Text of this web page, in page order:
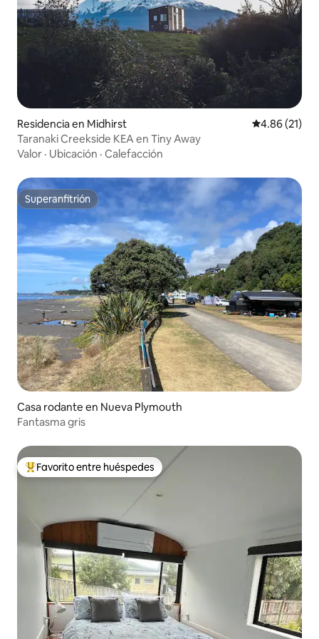
Residencia en Midhirst Calificación
4.86 (21)
Taranaki Creekside KEA en Tiny Away
Valor · Ubicación · Calefacción
Superanfitrión
Superanfitrión
Casa rodante en Nueva Plymouth
Fantasma gris
De los mejores en Favorito entre huéspedes
Favorito entre huéspedes